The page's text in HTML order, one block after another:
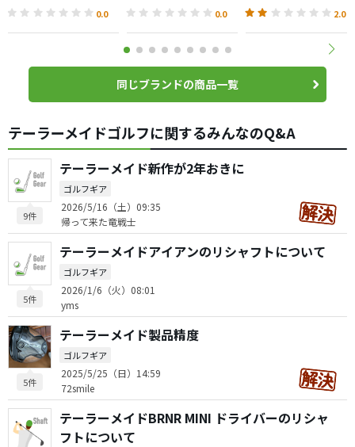
ー ウィメンズ
0.0
ェイウッド ウィメ
ンズ
0.0
ー ウィメンズ
2.0
同じブランドの商品一覧
テーラーメイドゴルフに関するみんなのQ&A
9件
テーラーメイド新作が2年おきに
ゴルフギア
2026/5/16（土）09:35
帰って来た竜戦士
5件
テーラーメイドアイアンのリシャフトについて
ゴルフギア
2026/1/6（火）08:01
yms
5件
テーラーメイド製品精度
ゴルフギア
2025/5/25（日）14:59
72smile
テーラーメイドBRNR MINI ドライバーのリシャ
フトについて